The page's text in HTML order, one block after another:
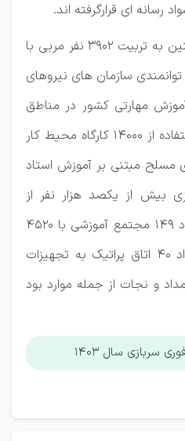
رسانه ای قرارگرفته اند.
این مقام ارشد نظامی همچنین به تربیت ۳۹۰۲ نفر مربی با
سازمان های نیروهای
مهارتی کشور در مناطق
محروم اشاره کرد و گفت: استفاده از ۱۴۰۰۰ کارگاه محیط کار
مسلح مبتنی بر آموزش استاد
بیش از یکصد هزار نفر از
کارکنان وظیفه و ایجاد تعداد ۱۴۹ مجتمع آموزشی با ۴۵۲۰
کارگاه مهارتی و تجهیز تعداد ۴۰ اتاق پراتیک به تجهیزات
و نجات از جمله موارد بود
سربازی سال ۱۴۰۳